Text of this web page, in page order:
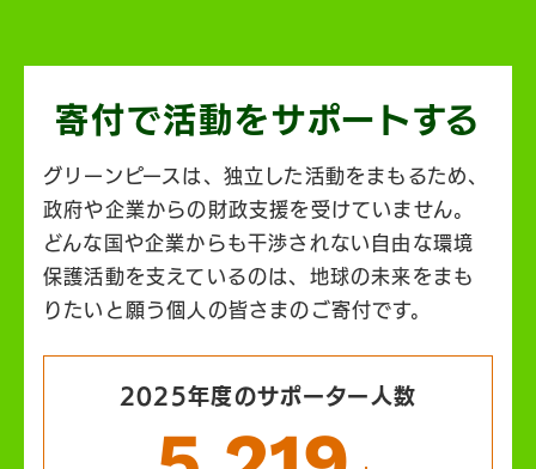
寄付で活動をサポートする
グリーンピースは、独立した活動をまもるため、
政府や企業からの財政支援を受けていません。
どんな国や企業からも干渉されない自由な環境
保護活動を支えているのは、地球の未来をまも
りたいと願う個人の皆さまのご寄付です。
2025年度のサポーター人数